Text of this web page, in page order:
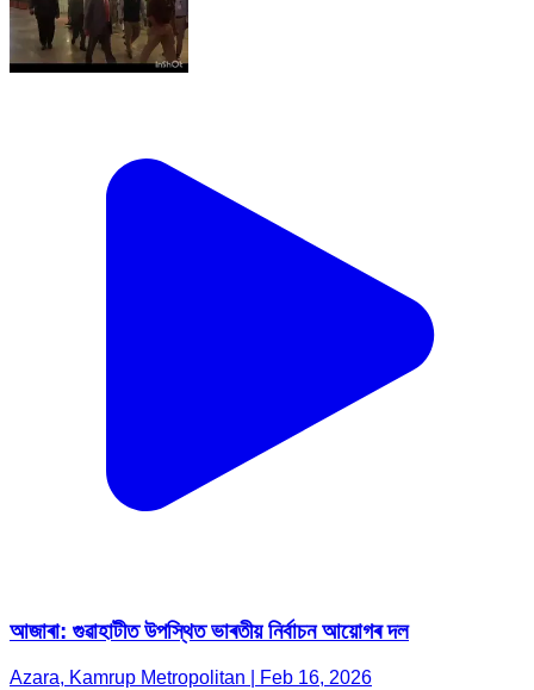
আজাৰা: গুৱাহাটীত উপস্থিত ভাৰতীয় নিৰ্বাচন আয়োগৰ দল
Azara, Kamrup Metropolitan | Feb 16, 2026